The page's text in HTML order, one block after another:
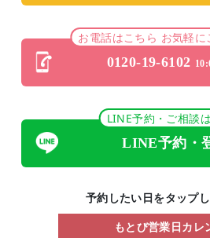
お電話はこちら お気軽に
0120-19-6102
LINE予約・ご相談
LINE予約・
予約したい日をタップ
もとび営業日カレ